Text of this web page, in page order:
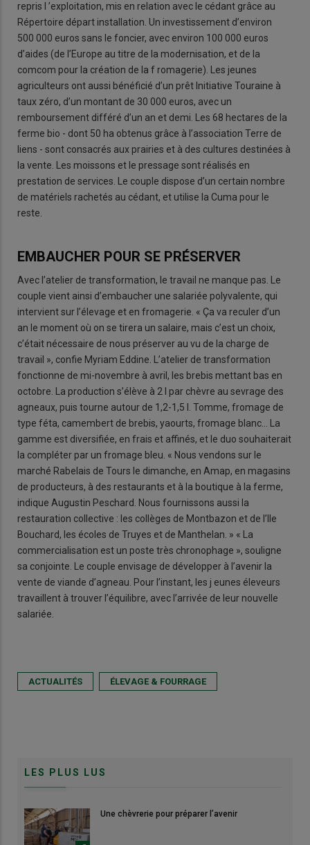
repris l ’exploitation, mis en relation avec le cédant grâce au
Répertoire départ installation. Un investissement d’environ
500 000 euros sans le foncier, avec environ 100 000 euros
d’aides (de l’Europe au titre de la modernisation, et de la
comcom pour la création de la f romagerie). Les jeunes
agriculteurs ont aussi bénéficié d’un prêt Initiative Touraine à
taux zéro, d’un montant de 30 000 euros, avec un
remboursement différé d’un an et demi. Les 68 hectares de la
ferme bio - dont 50 ha obtenus grâce à l’association Terre de
liens - sont consacrés aux prairies et à des cultures destinées à
la vente. Les moissons et le pressage sont réalisés en
prestation de services. Le couple dispose d’un certain nombre
de matériels rachetés au cédant, et utilise la Cuma pour le
reste.
EMBAUCHER POUR SE PRÉSERVER
Avec l’atelier de transformation, le travail ne manque pas. Le
couple vient ainsi d’embaucher une salariée polyvalente, qui
intervient sur l’élevage et en fromagerie. « Ça va reculer d’un
an le moment où on se tirera un salaire, mais c’est un choix,
c’était nécessaire de nous préserver au vu de la charge de
travail », confie Myriam Eddine. L’atelier de transformation
fonctionne de mi-novembre à avril, les brebis mettant bas en
octobre. La production s’élève à 2 l par chèvre au sevrage des
agneaux, puis tourne autour de 1,2-1,5 l. Tomme, fromage de
type féta, camembert de brebis, yaourts, fromage blanc… La
gamme est diversifiée, en frais et affinés, et le duo souhaiterait
la compléter par un fromage bleu. « Nous vendons sur le
marché Rabelais de Tours le dimanche, en Amap, en magasins
de producteurs, à des restaurants et à la boutique à la ferme,
indique Augustin Peschard. Nous fournissons aussi la
restauration collective : les collèges de Montbazon et de l’Ile
Bouchard, les écoles de Truyes et de Manthelan. » « La
commercialisation est un poste très chronophage », souligne
sa conjointe. Le couple envisage de développer à l’avenir la
vente de viande d’agneau. Pour l’instant, les j eunes éleveurs
travaillent à trouver l’équilibre, avec l’arrivée de leur nouvelle
salariée.
ACTUALITÉS ÉLEVAGE & FOURRAGE
LES PLUS LUS
Une chèvrerie pour préparer l’avenir